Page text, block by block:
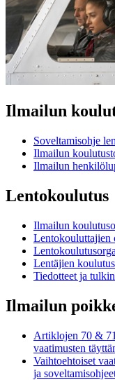
Ilmailun
Soveltamisohje
Ilmailun
Ilmailun
Lentokoulutus
Ilmailun
Lentokouluttajien
Lentäjien koulutus
Tiedotteet ja
Ilmailun
Artiklojen 70 &
vaatimusten
Vaihtoehtoiset
ja